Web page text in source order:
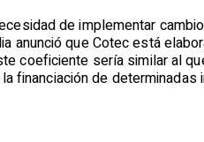
de implementar
anunció que Cotec está
coeficiente sería similar al
financiación de determinadas